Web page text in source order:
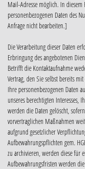
Mail-Adresse möglich. In
personenbezogenen Daten des
Anfrage nicht bearbeiten.]
Die Verarbeitung dieser Daten
Erbringung des angebotenen
Betrifft die Kontaktaufnahme
Vertrag, den Sie selbst bereits
Ihre personenbezogenen Daten
unseres berechtigten Interesses,
werden die Daten gelöscht,
vorvertraglichen Maßnahmen
aufgrund gesetzlicher
Aufbewahrungspflichten gem.
zu archivieren, werden diese für
Aufbewahrungsfristen werden